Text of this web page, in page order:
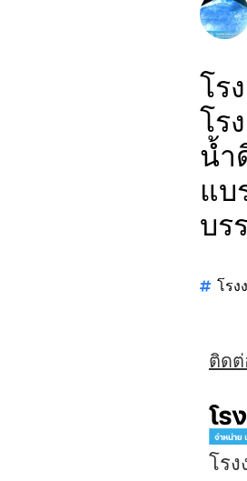
โร
โร
น้ำ
แบ
บร
โรง
ติดต่
โร